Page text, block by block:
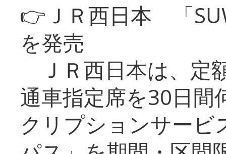
👉ＪＲ西日本 「
を発売
ＪＲ西日本は、定
通車指定席を30日間
クリプションサービ